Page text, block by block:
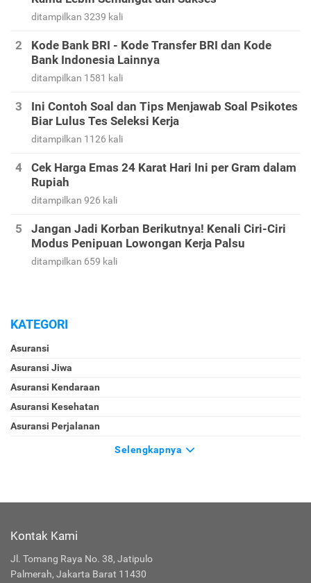
ditampilkan 3239 kali
Kode Bank BRI - Kode Transfer BRI dan Kode
Bank Indonesia Lainnya
ditampilkan 1581 kali
Ini Contoh Soal dan Tips Menjawab Soal Psikotes
Biar Lulus Tes Seleksi Kerja
ditampilkan 1126 kali
Cek Harga Emas 24 Karat Hari Ini per Gram dalam
Rupiah
ditampilkan 926 kali
Jangan Jadi Korban Berikutnya! Kenali Ciri-Ciri
Modus Penipuan Lowongan Kerja Palsu
ditampilkan 659 kali
KATEGORI
Asuransi
Asuransi Jiwa
Asuransi Kendaraan
Asuransi Kesehatan
Asuransi Perjalanan
Selengkapnya
Kontak Kami
Jl. Tomang Raya No. 38, Jatipulo
Palmerah, Jakarta Barat 11430